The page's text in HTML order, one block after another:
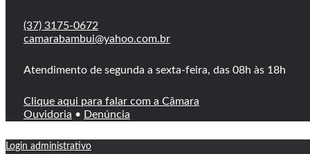
(37) 3175-0672
camarabambui@yahoo.com.br
Atendimento de segunda a sexta-feira, das 08h às 18h
Clique aqui para falar com a Câmara
Ouvidoria • Denúncia
Login administrativo